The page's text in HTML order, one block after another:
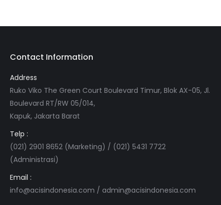
Contact Information
Address
Ruko Viko The Green Court Boulevard Timur, Blok AX-05, Jl.
Boulevard RT/RW 05/014,
Kapuk, Jakarta Barat
Telp :
(021) 2901 8652 (Marketing) / (021) 5431 7722
(Administrasi)
Email :
info@acisindonesia.com / admin@acisindonesia.com